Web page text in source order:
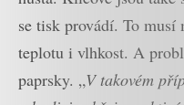
se tisk provádí. To musí
teplotu i vlhkost. A
paprsky. „V takovém